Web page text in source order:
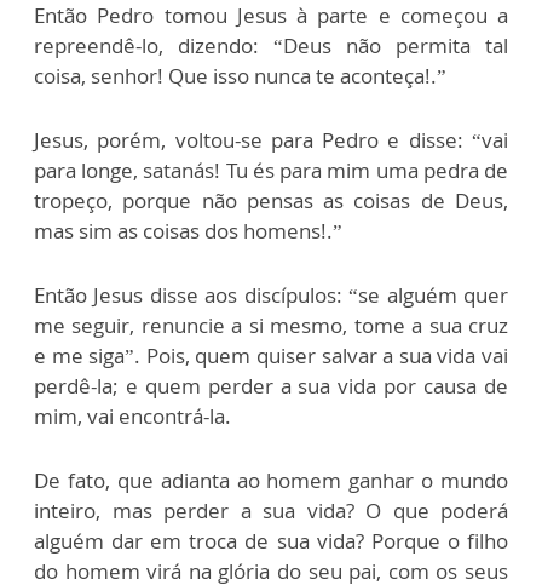
Então Pedro tomou Jesus à parte e começou a
repreendê-lo, dizendo: “Deus não permita tal
coisa, senhor! Que isso nunca te aconteça!.”
Jesus, porém, voltou-se para Pedro e disse: “vai
para longe, satanás! Tu és para mim uma pedra de
tropeço, porque não pensas as coisas de Deus,
mas sim as coisas dos homens!.”
Então Jesus disse aos discípulos: “se alguém quer
me seguir, renuncie a si mesmo, tome a sua cruz
e me siga”. Pois, quem quiser salvar a sua vida vai
perdê-la; e quem perder a sua vida por causa de
mim, vai encontrá-la.
De fato, que adianta ao homem ganhar o mundo
inteiro, mas perder a sua vida? O que poderá
alguém dar em troca de sua vida? Porque o filho
do homem virá na glória do seu pai, com os seus